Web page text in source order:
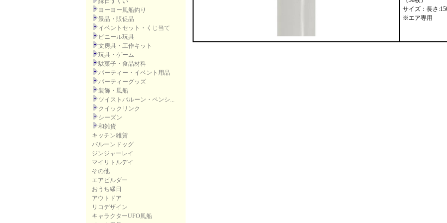
ヨーヨー風船釣り
景品・販促品
イベントセット・くじ当て
ビニール玩具
文房具・工作キット
玩具・ゲーム
駄菓子・食品材料
パーティー・イベント用品
パーティーグッズ
装飾・風船
ツイストバルーン・ペンシ...
クイックリンク
シーズン
和雑貨
キッチン雑貨
バルーンドッグ
ジンジャーレイ
マイリトルデイ
その他
エアビルダー
おうち縁日
アウトドア
リコデザイン
キャラクターUFO風船
サイズ：長さ
※エア専用